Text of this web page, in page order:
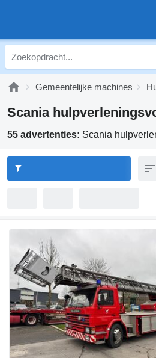
Gemeentelijke machines
Scania
55 advertenties: Scania